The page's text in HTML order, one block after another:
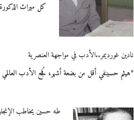
كل ميراث
نادين غورديمر..الأدب في مواجهة العنصرية
*هيثم حسينفي أقل من بضعة أشهر، فُجع الأدب العالمي
طه حسين يخاطب